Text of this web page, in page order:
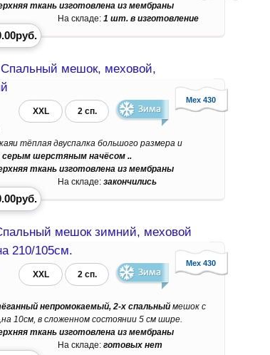
ткань изготовлена из мембраны
На складе: 1 шт. в изготовление
Мех 430
мешок, меховой,
XXL
2 сп.
тёплая двуспалка большого размера и
серым шерстяным начёсом ..
ткань изготовлена из мембраны
На складе: закончились
Мех 430
мешок зимний, меховой
210/105см.
XXL
2 сп.
непромокаемый, 2-х спальный мешок с
10см, в сложенном состоянии 5 см шире.
ткань изготовлена из мембраны
На складе: готовых нет